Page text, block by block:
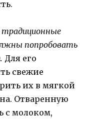
традиционные
попробовать
. Для его
свежие
их в мягкой
Отваренную
с молоком,